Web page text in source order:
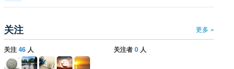
更多 »
关注
关注 46 人 关注者 0 人